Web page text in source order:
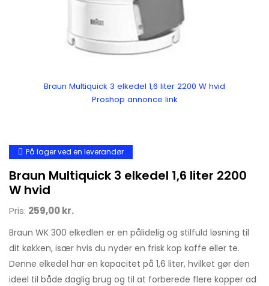
Braun Multiquick 3 elkedel 1,6 liter 2200 W hvid
Proshop annonce link
På lager ved en leverandør
Braun Multiquick 3 elkedel 1,6 liter 2200
W hvid
Pris: 259,00 kr.
Braun WK 300 elkedlen er en pålidelig og stilfuld løsning til
dit køkken, især hvis du nyder en frisk kop kaffe eller te.
Denne elkedel har en kapacitet på 1,6 liter, hvilket gør den
ideel til både daglig brug og til at forberede flere kopper ad